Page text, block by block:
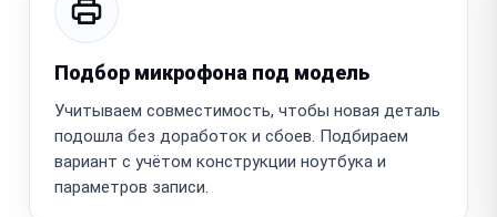
Подбор микрофона под модель
Учитываем совместимость, чтобы новая деталь
подошла без доработок и сбоев. Подбираем
вариант с учётом конструкции ноутбука и
параметров записи.